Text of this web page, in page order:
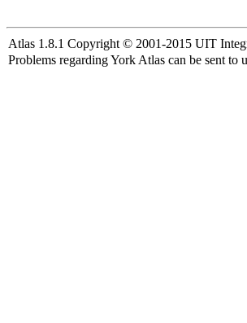
Atlas 1.8.1 Copyright © 2001-2015 UIT
Problems regarding York Atlas can be sent to